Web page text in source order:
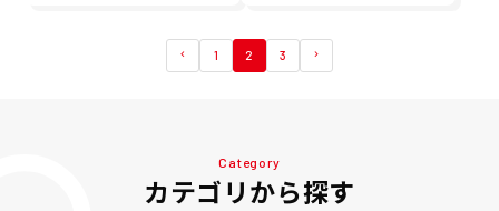
1 2 3
Category
カテゴリから探す